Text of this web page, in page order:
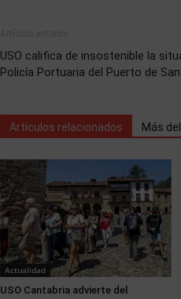
USO califica de insostenible la
Policía Portuaria del Puerto de
Artículos relacionados Más
Actualidad
USO Cantabria advierte del